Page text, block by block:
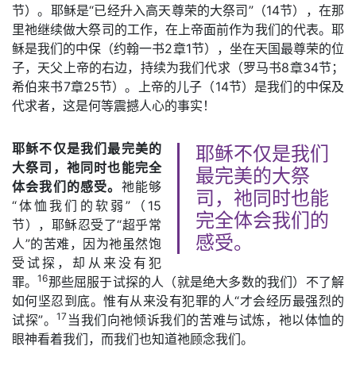
节）。耶稣是“已经升入高天尊荣的大祭司”（14节），在那
里祂继续做大祭司的工作，在上帝面前作为我们的代表。耶
稣是我们的中保（约翰一书2章1节），坐在天国最尊荣的位
子，天父上帝的右边，持续为我们代求（罗马书8章34节；
希伯来书7章25节）。上帝的儿子（14节）是我们的中保及
代求者，这是何等震撼人心的事实！
耶稣不仅是我们
最完美的大祭
司，祂同时也能
完全体会我们的
感受。
耶稣不仅是我们最完美的
大祭司，祂同时也能完全
体会我们的感受。 祂能够
“体恤我们的软弱”（15
节），耶稣忍受了“超乎常
人”的苦难，因为祂虽然饱
受试探，却从来没有犯
罪。16那些屈服于试探的人（就是绝大多数的我们）不了解
如何坚忍到底。惟有从来没有犯罪的人“才会经历最强烈的
试探”。17 当我们向祂倾诉我们的苦难与试炼，祂以体恤的
眼神看着我们，而我们也知道祂顾念我们。